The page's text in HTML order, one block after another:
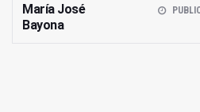
María José
Bayona